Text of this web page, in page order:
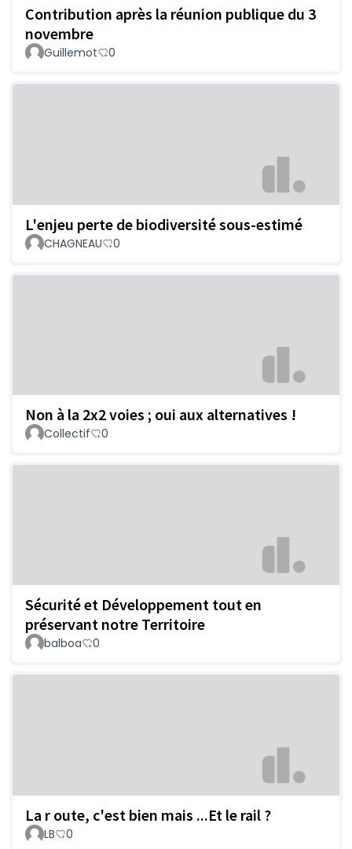
Contribution après la réunion publique du 3
novembre
Guillemot 0
L'enjeu perte de biodiversité sous-estimé
CHAGNEAU 0
Non à la 2x2 voies ; oui aux alternatives !
Collectif 0
Sécurité et Développement tout en
préservant notre Territoire
balboa 0
La r oute, c'est bien mais ...Et le rail ?
LB 0